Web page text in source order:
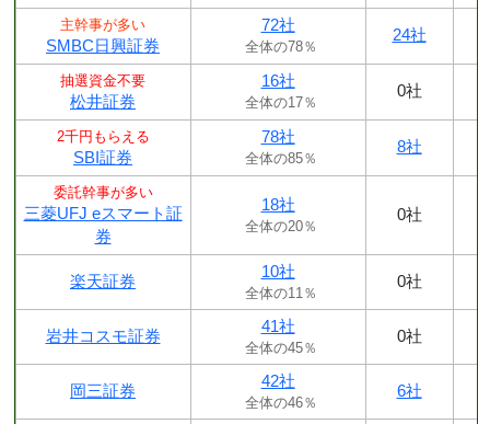
主幹事が多い
SMBC日興証券
72社
全体の78％
24社
抽選資金不要
松井証券
16社
全体の17％
0社
2千円もらえる
SBI証券
78社
全体の85％
8社
委託幹事が多い
三菱UFJ eスマート証
券
18社
全体の20％
0社
楽天証券
10社
全体の11％
0社
岩井コスモ証券
41社
全体の45％
0社
岡三証券
42社
全体の46％
6社